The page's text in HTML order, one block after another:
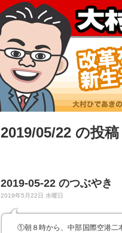
2019/05/22 の投稿
2019-05-22 のつぶやき
2019年5月22日 水曜日
①朝８時から、中部国際空港二